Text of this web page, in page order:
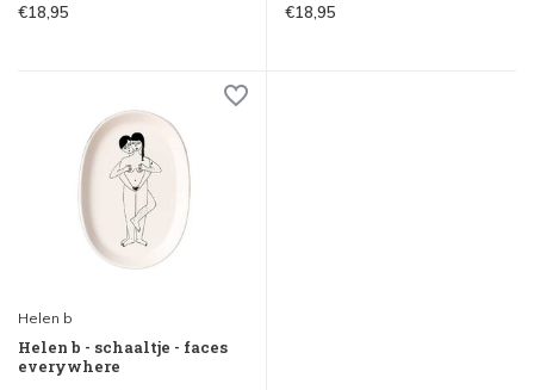
€18,95 €18,95
Helen b
Helen b - schaaltje - faces
everywhere